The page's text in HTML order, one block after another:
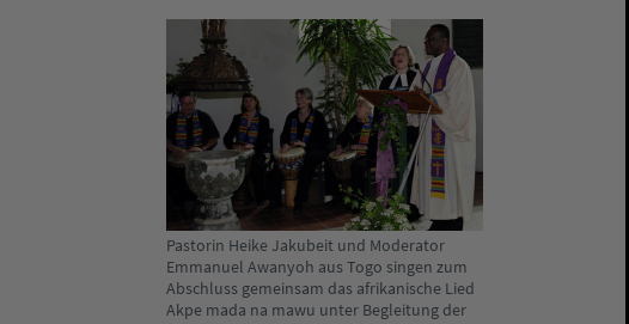
Pastorin Heike Jakubeit und Moderator
Emmanuel Awanyoh aus Togo singen zum
Abschluss gemeinsam das afrikanische Lied
Akpe mada na mawu unter Begleitung der